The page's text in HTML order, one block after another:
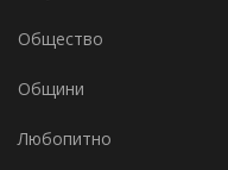
Общество
Общини
Любопитно